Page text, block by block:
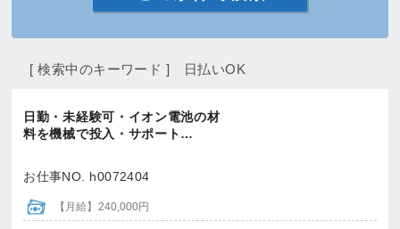
[ 検索中のキーワード ] 日払いOK
日勤・未経験可・イオン電池の材
料を機械で投入・サポート…
お仕事NO. h0072404
【月給】240,000円